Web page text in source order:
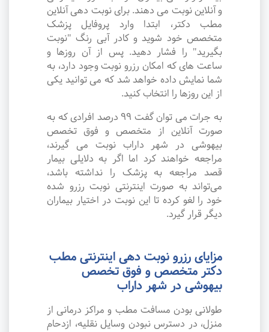
و آنلاین نوبت می دهند. برای نوبت دهی آنلاین
مطب دکتر، ابتدا وارد پروفایل پزشک
متخصص خود شوید و کادر آبی رنگ "نوبت
بگیرید" را فشار دهید. پس از آن روزها و
ساعت های که امکان رزرو نوبت وجود دارد، به
شما نمایش داده خواهد شد که می توانید یکی
از این روزها را انتخاب کنید.
به جرات می‌ توان گفت ۹۹ درصد افرادی که به
صورت آنلاین از متخصص و فوق تخصص
بیهوشی در شهر داراب نوبت می گیرند،
مراجعه خواهند کرد اما اگر به دلایلی بیمار
قصد مراجعه به پزشک را نداشته باشد،
می‌تواند به صورت اینترنتی نوبت رزرو شده
خود را لغو کرده تا این نوبت در اختیار بیماران
دیگر قرار گیرد.
مزایای رزرو نوبت دهی اینترنتی مطب
دکتر متخصص و فوق تخصص
بیهوشی در شهر داراب
طولانی بودن مسافت مطب و مراکز درمانی از
منزل، در دسترس نبودن وسایل نقلیه، ازدحام